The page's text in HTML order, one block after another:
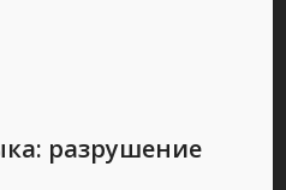
разрушение